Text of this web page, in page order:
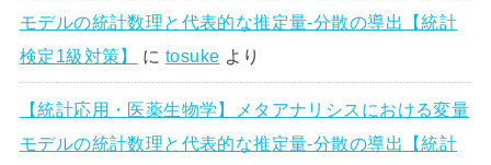
モデルの統計数理と代表的な推定量-分散の導出【統計
検定1級対策】
にtosuke より
【統計応用・医薬生物学】メタアナリシスにおける変量
モデルの統計数理と代表的な推定量-分散の導出【統計